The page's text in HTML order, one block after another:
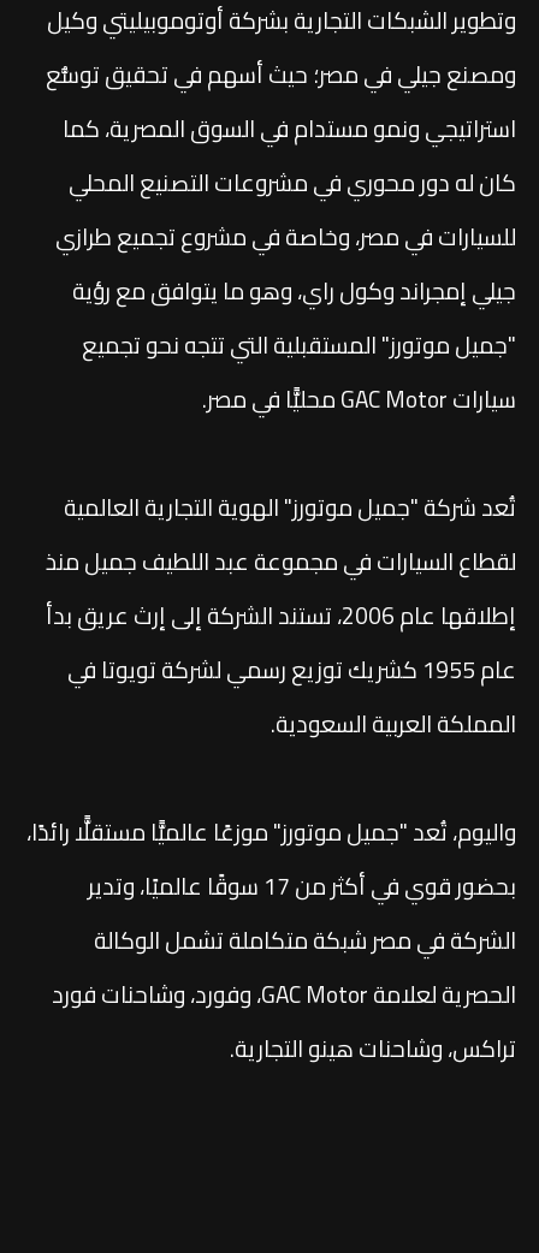
وتطوير الشبكات التجارية بشركة أوتوموبيليتي وكيل
ومصنع جيلي في مصر؛ حيث أسهم في تحقيق توسُّع
استراتيجي ونمو مستدام في السوق المصرية، كما
كان له دور محوري في مشروعات التصنيع المحلي
للسيارات في مصر، وخاصة في مشروع تجميع طرازي
جيلي إمجراند وكول راي، وهو ما يتوافق مع رؤية
"جميل موتورز" المستقبلية التي تتجه نحو تجميع
سيارات GAC Motor محليًّا في مصر.
تُعد شركة "جميل موتورز" الهوية التجارية العالمية
لقطاع السيارات في مجموعة عبد اللطيف جميل منذ
إطلاقها عام 2006، تستند الشركة إلى إرث عريق بدأ
عام 1955 كشريك توزيع رسمي لشركة تويوتا في
المملكة العربية السعودية.
واليوم، تُعد "جميل موتورز" موزعًا عالميًّا مستقلًّا رائدًا،
بحضور قوي في أكثر من 17 سوقًا عالميًا، وتدير
الشركة في مصر شبكة متكاملة تشمل الوكالة
الحصرية لعلامة GAC Motor، وفورد، وشاحنات فورد
تراكس، وشاحنات هينو التجارية.